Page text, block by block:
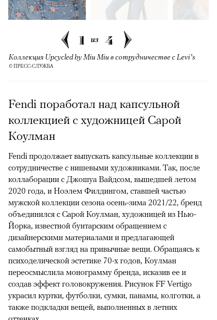
1 из 4
Коллекция Upcycled by Miu Miu в сотрудничестве с Levi’s
© ПРЕСС-СЛУЖБА
Fendi поработал над капсульной
коллекцией с художницей Сарой
Коулман
Fendi продолжает выпускать капсульные коллекции в
сотрудничестве с нишевыми художниками. Так, после
коллаборации с Джошуа Вайдсом, вышедшей летом
2020 года, и Ноэлем Филдингом, ставшей частью
мужской коллекции сезона осень-зима 2021/22, бренд
объединился с Сарой Коулман, художницей из Нью-
Йорка, известной бунтарским обращением с
дизайнерскими материалами и предлагающей
самобытный взгляд на привычные вещи. Обращаясь к
психоделической эстетике 70-х годов, Коулман
переосмыслила монограмму бренда, исказив ее и
создав эффект головокружения. Рисунок FF Vertigo
украсил куртки, футболки, сумки, панамы, колготки, а
также подкладки вещей, выполненных в летних